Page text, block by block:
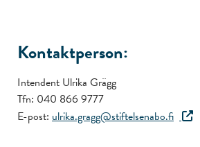
Kontaktperson:
Intendent Ulrika Grägg
Tfn: 040 866 9777
E-post: ulrika.gragg@stiftelsenabo.fi